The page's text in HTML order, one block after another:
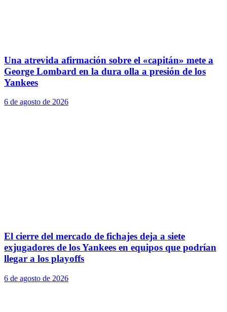
Una atrevida afirmación sobre el «capitán» mete a
George Lombard en la dura olla a presión de los
Yankees
6 de agosto de 2026
El cierre del mercado de fichajes deja a siete
exjugadores de los Yankees en equipos que podrían
llegar a los playoffs
6 de agosto de 2026